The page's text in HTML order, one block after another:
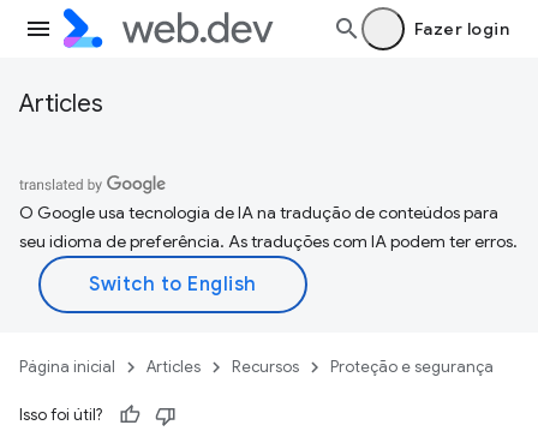
Fazer login
Articles
O Google usa tecnologia de IA na tradução de conteúdos para
seu idioma de preferência. As traduções com IA podem ter erros.
Página inicial Articles Recursos Proteção e segurança
Isso foi útil?